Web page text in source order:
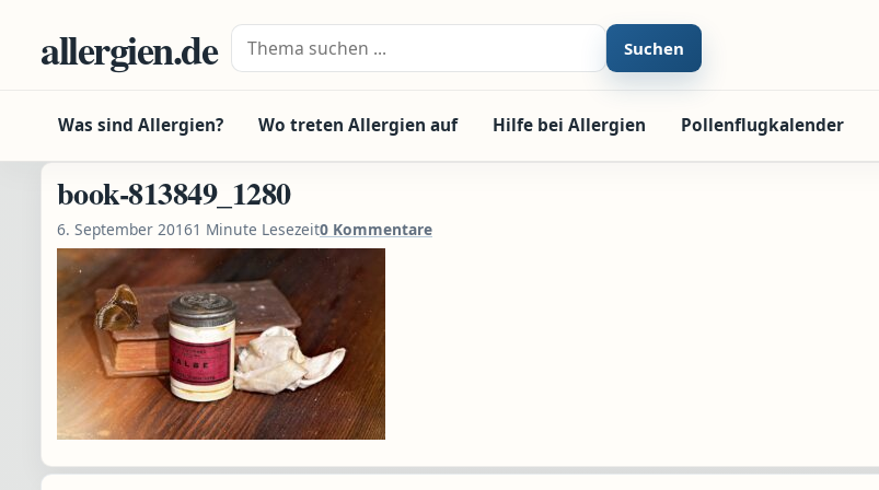
allergien.de Suche nach: Suchen
Was sind Allergien? Wo treten Allergien auf Hilfe bei Allergien Pollenflugkalender
book-813849_1280
6. September 20161 Minute Lesezeit0 Kommentare